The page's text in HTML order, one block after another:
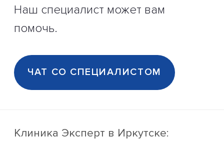
Наш специалист может вам
помочь.
ЧАТ СО СПЕЦИАЛИСТОМ
Клиника Эксперт в Иркутске: